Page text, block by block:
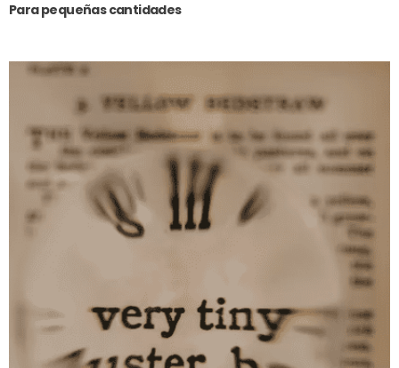
Para pequeñas cantidades